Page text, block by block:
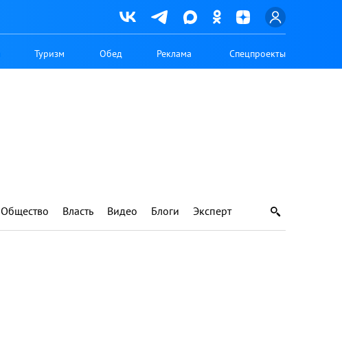
Туризм Обед Реклама Спецпроекты
Общество Власть Видео Блоги Эксперт